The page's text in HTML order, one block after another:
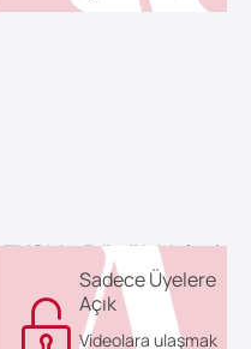
EKG'de Düşük Voltaj
Sadece Üyelere
Açık
Videolara ulaşmak